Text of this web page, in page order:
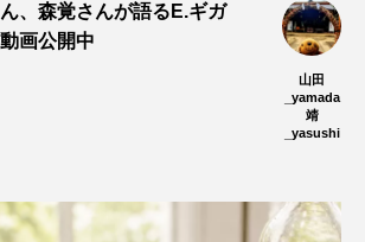
、森覚さんが語るE.ギガ
画公開中
山田
_yamada
靖
_yasushi